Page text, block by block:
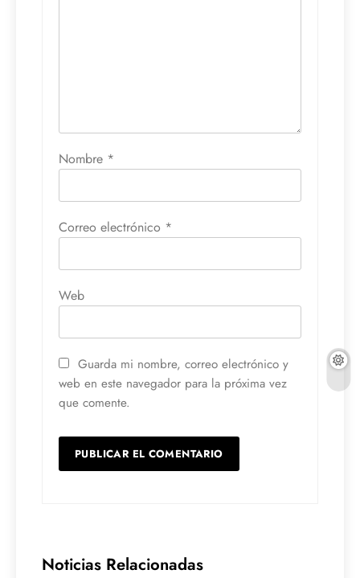
Nombre *
Correo electrónico *
Web
Guarda mi nombre, correo electrónico y
web en este navegador para la próxima vez
que comente.
Noticias Relacionadas